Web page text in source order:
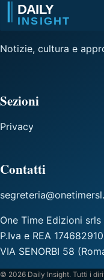
Notizie, cultura e
Sezioni
Privacy
Contatti
One Time Edizioni srls
P.Iva e REA
VIA SENORBI 58
© 2026 Daily Insight. Tutti i